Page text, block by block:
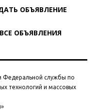
ОБЪЯВЛЕНИЕ
ВСЕ ОБЪЯВЛЕНИЯ
Федеральной службы по
технологий и массовых